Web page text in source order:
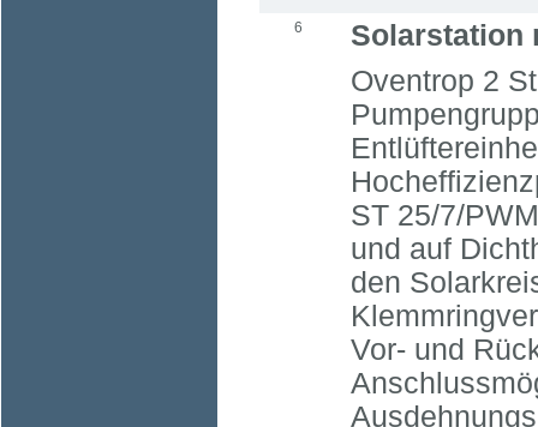
6
Solarstation
Oventrop 2
ST 25/7/
und auf
den
Vor- und